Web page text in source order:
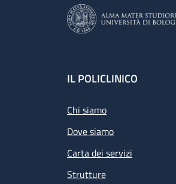
Footer
IL POLICLINICO
Chi siamo
Dove siamo
Carta dei servizi
Strutture